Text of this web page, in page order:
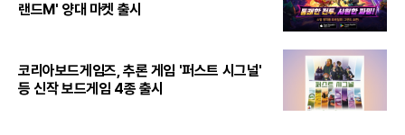
랜드M' 양대 마켓 출시
코리아보드게임즈, 추론 게임 '퍼스트 시그널'
등 신작 보드게임 4종 출시